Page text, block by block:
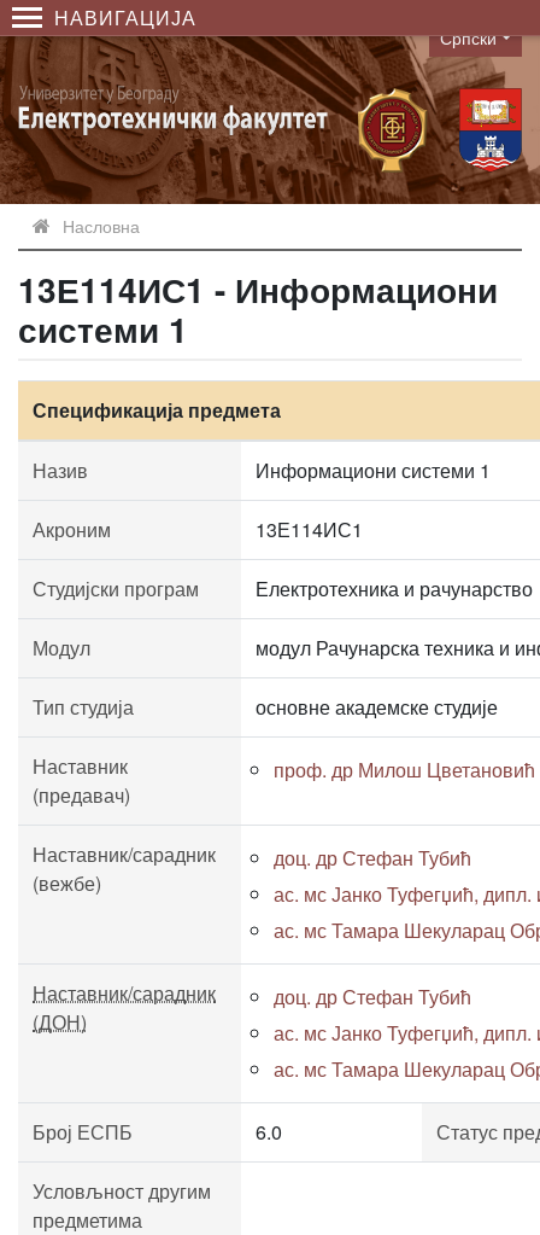
НАВИГАЦИЈА
Language
Српски
Насловна
13Е114ИС1 - Информациони
системи 1
Спецификација предмета
Назив Информациони системи 1
Акроним 13Е114ИС1
Студијски програм Електротехника и рачунарство
Модул модул Рачунарска техника и
Тип студија основне академске студије
Наставник
(предавач)
проф. др Милош Цветановић
Наставник/сарадник
(вежбе)
доц. др Стефан Тубић
ас. мс Јанко Туфегџић, дипл.
ас. мс Тамара Шекуларац
Наставник/сарадник
(ДОН)
доц. др Стефан Тубић
ас. мс Јанко Туфегџић, дипл.
ас. мс Тамара Шекуларац
Број ЕСПБ 6.0 Статус
Условљност другим
предметима